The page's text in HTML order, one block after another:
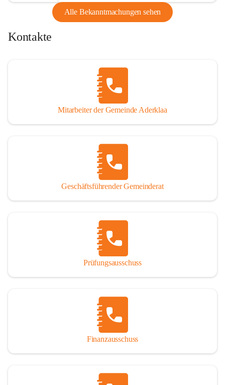
Alle Bekanntmachungen sehen
Kontakte
Mitarbeiter der Gemeinde Aderklaa
Geschäftsführender Gemeinderat
Prüfungsausschuss
Finanzausschuss